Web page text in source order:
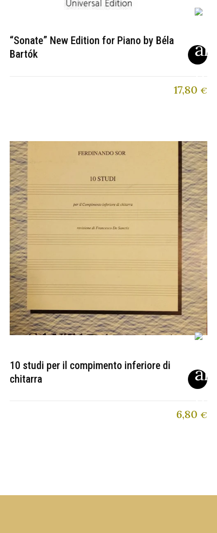
“Sonate” New Edition for Piano by Béla
Bartók
17,80 €
10 studi per il compimento inferiore di
chitarra
6,80 €